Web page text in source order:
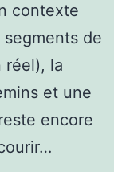
contexte
segments de
réel), la
et une
encore